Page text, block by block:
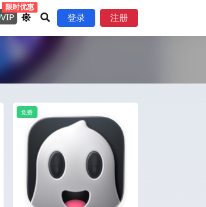
VIP
限时优惠
登录 注册
免费